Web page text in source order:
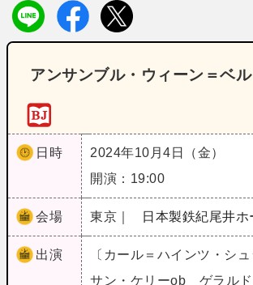
アンサンブル・ウィーン＝ベ
日時
2024年10月4日（金）
開演：19:00
会場 東京｜ 日本製鉄紀尾井ホ
出演
〔カール＝ハインツ・シ
サン・ケリーob ゲラルド